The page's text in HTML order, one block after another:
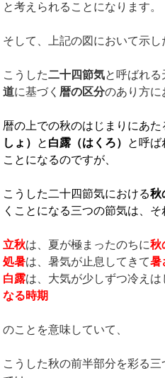
と考えられることになります。
そして、上記の図において示し
こうした二十四節気と呼ばれる
道に基づく 暦の区分のあり方に
暦の上での秋のはじまりにあた
しょ） と 白露（はくろ） と呼ば
ことになるのですが、
こうした二十四節気における秋
くことになる三つの節気は、そ
立秋は、夏が極まったのちに秋
処暑は、暑気が止息してきて暑
白露は、大気が少しずつ冷えは
なる時期
のことを意味していて、
こうした秋の前半部分を彩る